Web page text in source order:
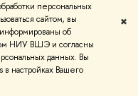
персональных
сайтом, вы
об
НИУ ВШЭ и согласны
данных. Вы
настройках Вашего
✖